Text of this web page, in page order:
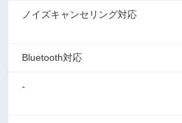
ノイズキャンセリング対応
Bluetooth対応
-